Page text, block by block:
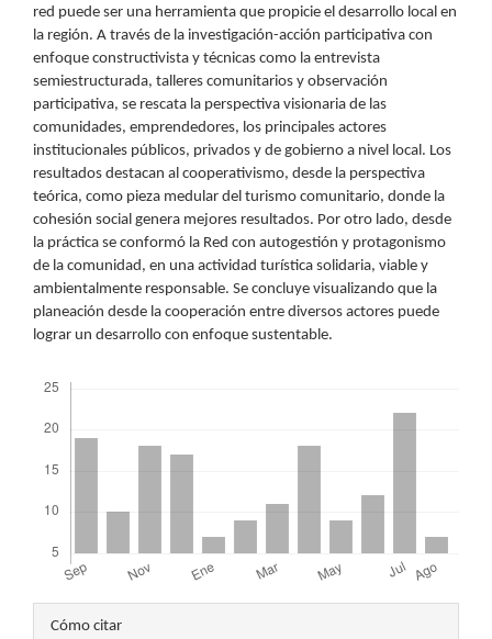
red puede ser una herramienta que propicie el desarrollo local en
la región. A través de la investigación-acción participativa con
enfoque constructivista y técnicas como la entrevista
semiestructurada, talleres comunitarios y observación
participativa, se rescata la perspectiva visionaria de las
comunidades, emprendedores, los principales actores
institucionales públicos, privados y de gobierno a nivel local. Los
resultados destacan al cooperativismo, desde la perspectiva
teórica, como pieza medular del turismo comunitario, donde la
cohesión social genera mejores resultados. Por otro lado, desde
la práctica se conformó la Red con autogestión y protagonismo
de la comunidad, en una actividad turística solidaria, viable y
ambientalmente responsable. Se concluye visualizando que la
planeación desde la cooperación entre diversos actores puede
lograr un desarrollo con enfoque sustentable.
Detalles
Cómo citar